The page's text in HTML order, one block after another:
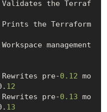
pre-0.12 mo
12
pre-0.13 mo
13